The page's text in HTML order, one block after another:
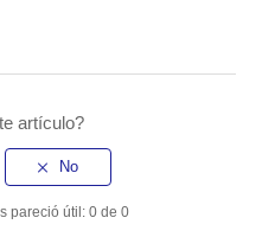
artículo?
pareció útil: 0 de 0